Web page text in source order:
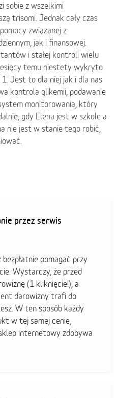
sobie z wszelkimi
trisomi. Jednak cały czas
związanej z
jak i finansowej.
i stałej kontroli wielu
temu niestety wykryto
Jest to dla niej jak i dla nas
kontrola glikemii, podawanie
monitorowania, który
gdy Elena jest w szkole a
nie jest w stanie tego robić,
przez serwis
bezpłatnie pomagać przy
Wystarczy, że przed
(1 kliknięcie!), a
darowizny trafi do
W ten sposób każdy
w tej samej cenie,
internetowy zdobywa